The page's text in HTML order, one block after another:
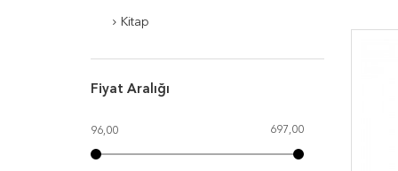
Kitap
Fiyat Aralığı
96,00 697,00